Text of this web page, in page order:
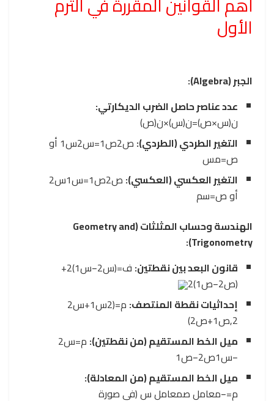
الأول
الجبر (Algebra):
عدد عناصر حاصل الضرب الديكارتي:
ن(س×ص)
=ن(س)
×ن(ص)
التغير الطردي (الطردي): ص2ص1
=س2س1 أو
ص=مس
التغير العكسي (العكسي): ص2ص1
=س1س2
أوص=سم
الهندسة وحساب المثلثات (Geometry and
Trigonometry):
قانون البعد بين نقطتين: ف=
(س2
−س1
)
2
+
(ص2
−ص1
)
2
إحداثيات نقطة المنتصف: م=
(
2س1
+س2
,2 ص1
+ص2
)
ميل الخط المستقيم (من نقطتين): م=س2
−س1ص2
−ص1
ميل الخط المستقيم (من المعادلة):
م=
−معاملصمعاملس(في صورة